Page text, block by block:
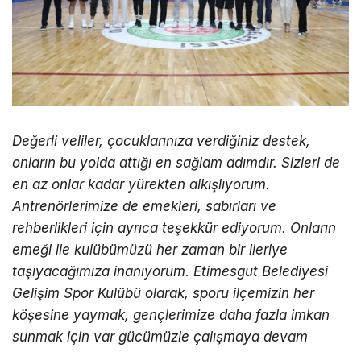
Değerli veliler, çocuklarınıza verdiğiniz destek,
onların bu yolda attığı en sağlam adımdır. Sizleri de
en az onlar kadar yürekten alkışlıyorum.
Antrenörlerimize de emekleri, sabırları ve
rehberlikleri için ayrıca teşekkür ediyorum. Onların
emeği ile kulübümüzü her zaman bir ileriye
taşıyacağımıza inanıyorum. Etimesgut Belediyesi
Gelişim Spor Kulübü olarak, sporu ilçemizin her
köşesine yaymak, gençlerimize daha fazla imkan
sunmak için var gücümüzle çalışmaya devam